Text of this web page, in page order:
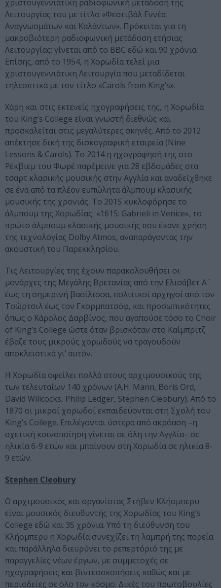
χριστουγεννιάτικη ραδιοφωνική μετάδοση της
Λειτουργίας του με τίτλο «Φεστιβάλ Εννέα
Αναγνωσμάτων και Καλάντων». Πρόκειται για τη
μακροβιότερη ραδιοφωνική μετάδοση ετήσιας
Λειτουργίας: γίνεται από το BBC εδώ και 90 χρόνια.
Επίσης, από το 1954, η Χορωδία τελεί μια
χριστουγεννιάτικη Λειτουργία που μεταδίδεται
τηλεοπτικά με τον τίτλο «Carols from King’s».
Χάρη και στις εκτενείς ηχογραφήσεις της, η Χορωδία
του King’s College είναι γνωστή διεθνώς και
προσκαλείται στις μεγαλύτερες σκηνές. Από το 2012
απέκτησε δική της δισκογραφική εταιρεία (Nine
Lessons & Carols). Το 2014 η ηχογράφησή της στο
Ρέκβιεμ του Φωρέ παρέμεινε για 28 εβδομάδες στα
τσαρτ κλασικής μουσικής στην Αγγλία και αναδείχθηκε
σε ένα από τα πλέον ευπώλητα άλμπουμ κλασικής
μουσικής της χρονιάς. Το 2015 κυκλοφόρησε το
άλμπουμ της Χορωδίας «1615: Gabrieli in Venice», το
πρώτο άλμπουμ κλασικής μουσικής που έκανε χρήση
της τεχνολογίας Dolby Atmos, αναπαράγοντας την
ακουστική του Παρεκκλησίου.
Τις Λειτουργίες της έχουν παρακολουθήσει οι
μονάρχες της Μεγάλης Βρετανίας από την Ελισάβετ Α΄
έως τη σημερινή βασίλισσα, πολιτικοί αρχηγοί από τον
Τσώρτσιλ έως τον Γκορμπατσόφ, και προσωπικότητες
όπως ο Κάρολος Δαρβίνος, που αγαπούσε τόσο το Choir
of King’s College ώστε όταν βρισκόταν στο Καίμπριτζ
έβαζε τους μικρούς χορωδούς να τραγουδούν
αποκλειστικά γι’ αυτόν.
Η Χορωδία οφείλει πολλά στους αρχιμουσικούς της
των τελευταίων 140 χρόνων (Α.H. Mann, Boris Ord,
David Willcocks, Philip Ledger, Stephen Cleobury). Από το
1870 οι μικροί χορωδοί εκπαιδεύονται στη Σχολή του
King’s College. Επιλέγονται ύστερα από ακρόαση –η
σχετική κοινοποίηση γίνεται σε όλη την Αγγλία– σε
ηλικία 6-9 ετών και μπαίνουν στη Χορωδία σε ηλικία 8-
9 ετών.
Stephen Cleobury
O αρχιμουσικός και οργανίστας Στήβεν Κλήομπερυ
είναι μουσικός διευθυντής της Χορωδίας του King’s
College εδώ και 35 χρόνια. Υπό τη διεύθυνση του
Κλήομπερυ η Χορωδία συνεχίζει τη λαμπρή της πορεία
και παράλληλα διευρύνει το ρεπερτόριό της με
παραγγελίες νέων έργων, με συμμετοχές σε
ηχογραφήσεις και βιντεοσκοπήσεις καθώς και με
περιοδείες σε όλο τον κόσμο. Δικές του πρωτοβουλίες